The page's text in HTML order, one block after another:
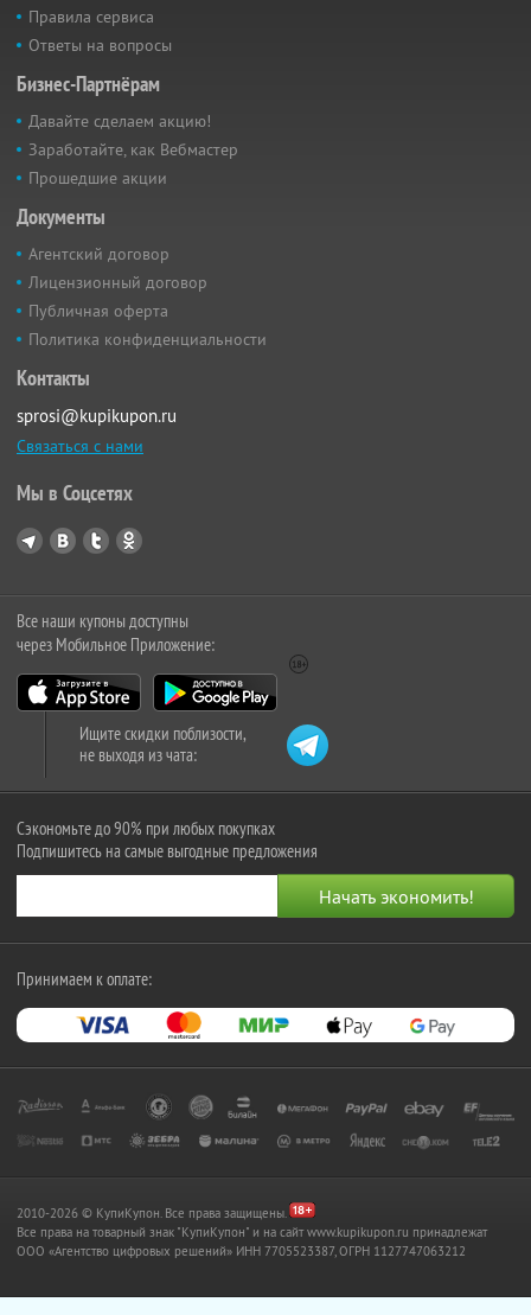
Правила сервиса
Ответы на вопросы
Бизнес-Партнёрам
Давайте сделаем акцию!
Заработайте, как Вебмастер
Прошедшие акции
Документы
Агентский договор
Лицензионный договор
Публичная оферта
Политика конфиденциальности
Контакты
sprosi@kupikupon.ru
Связаться с нами
Мы в Соцсетях
Все наши купоны доступны
через Мобильное Приложение:
Ищите скидки поблизости,
не выходя из чата:
Сэкономьте до 90% при любых покупках
Подпишитесь на самые выгодные предложения
Принимаем к оплате:
2010-2026 © КупиКупон. Все права защищены.
Все права на товарный знак "КупиКупон" и на сайт www.kupikupon.ru принадлежат
OOO «Агентство цифровых решений» ИНН 7705523387, ОГРН 1127747063212